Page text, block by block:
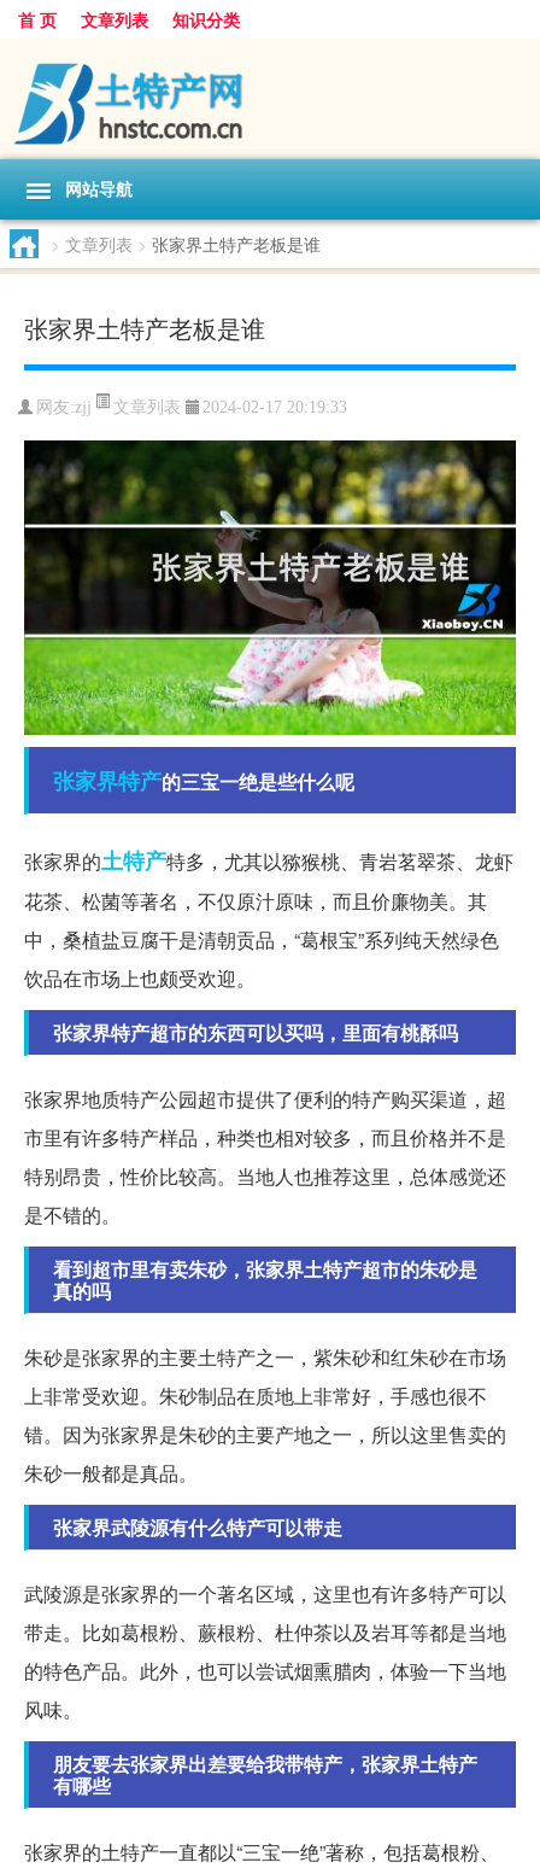
首 页 文章列表 知识分类
网站导航
> 文章列表 > 张家界土特产老板是谁
张家界土特产老板是谁
网友:zjj 文章列表 2024-02-17 20:19:33
张家界特产的三宝一绝是些什么呢
张家界的土特产特多，尤其以猕猴桃、青岩茗翠茶、龙虾
花茶、松菌等著名，不仅原汁原味，而且价廉物美。其
中，桑植盐豆腐干是清朝贡品，“葛根宝”系列纯天然绿色
饮品在市场上也颇受欢迎。
张家界特产超市的东西可以买吗，里面有桃酥吗
张家界地质特产公园超市提供了便利的特产购买渠道，超
市里有许多特产样品，种类也相对较多，而且价格并不是
特别昂贵，性价比较高。当地人也推荐这里，总体感觉还
是不错的。
看到超市里有卖朱砂，张家界土特产超市的朱砂是
真的吗
朱砂是张家界的主要土特产之一，紫朱砂和红朱砂在市场
上非常受欢迎。朱砂制品在质地上非常好，手感也很不
错。因为张家界是朱砂的主要产地之一，所以这里售卖的
朱砂一般都是真品。
张家界武陵源有什么特产可以带走
武陵源是张家界的一个著名区域，这里也有许多特产可以
带走。比如葛根粉、蕨根粉、杜仲茶以及岩耳等都是当地
的特色产品。此外，也可以尝试烟熏腊肉，体验一下当地
风味。
朋友要去张家界出差要给我带特产，张家界土特产
有哪些
张家界的土特产一直都以“三宝一绝”著称，包括葛根粉、